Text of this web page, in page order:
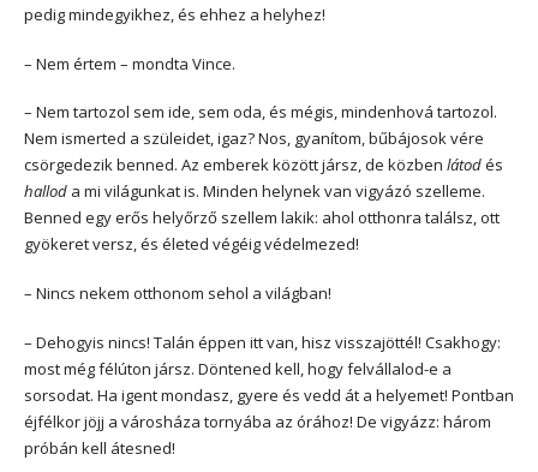
pedig mindegyikhez, és ehhez a helyhez!
– Nem értem – mondta Vince.
– Nem tartozol sem ide, sem oda, és mégis, mindenhová tartozol.
Nem ismerted a szüleidet, igaz? Nos, gyanítom, bűbájosok vére
csörgedezik benned. Az emberek között jársz, de közben látodés
hallod a mi világunkat is. Minden helynek van vigyázó szelleme.
Benned egy erős helyőrző szellem lakik: ahol otthonra találsz, ott
gyökeret versz, és életed végéig védelmezed!
– Nincs nekem otthonom sehol a világban!
– Dehogyis nincs! Talán éppen itt van, hisz visszajöttél! Csakhogy:
most még félúton jársz. Döntened kell, hogy felvállalod-e a
sorsodat. Ha igent mondasz, gyere és vedd át a helyemet! Pontban
éjfélkor jöjj a városháza tornyába az órához! De vigyázz: három
próbán kell átesned!